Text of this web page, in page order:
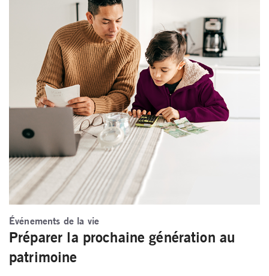
Événements de la vie
Préparer la prochaine génération au
patrimoine